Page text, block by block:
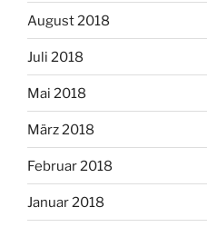
August 2018
Juli 2018
Mai 2018
März 2018
Februar 2018
Januar 2018